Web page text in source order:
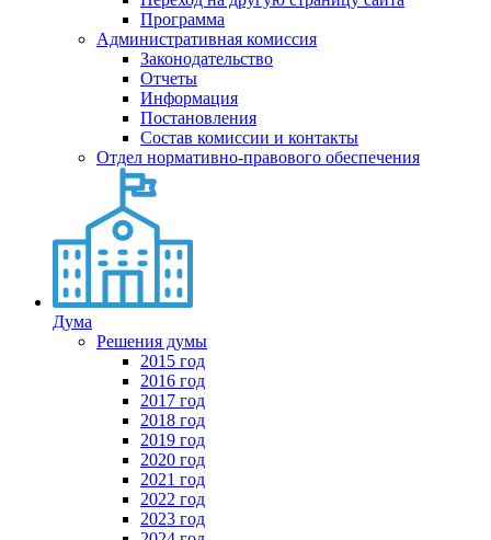
Программа
Административная комиссия
Законодательство
Отчеты
Информация
Постановления
Состав комиссии и контакты
Отдел нормативно-правового обеспечения
Дума
Решения думы
2015 год
2016 год
2017 год
2018 год
2019 год
2020 год
2021 год
2022 год
2023 год